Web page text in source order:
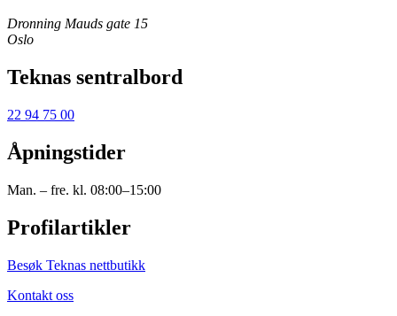
Dronning Mauds gate 15
Oslo
Teknas sentralbord
22 94 75 00
Åpningstider
Man. – fre. kl. 08:00–15:00
Profilartikler
Besøk Teknas nettbutikk
Kontakt oss